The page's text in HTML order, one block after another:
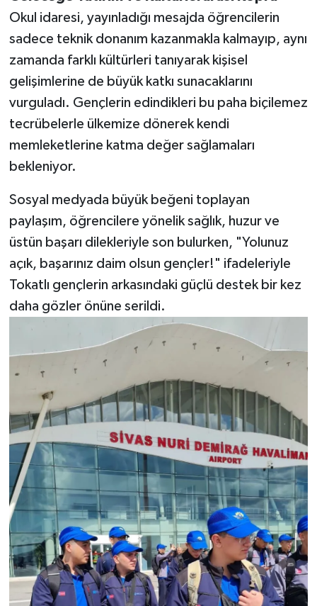
Okul idaresi, yayınladığı mesajda öğrencilerin
sadece teknik donanım kazanmakla kalmayıp, aynı
zamanda farklı kültürleri tanıyarak kişisel
gelişimlerine de büyük katkı sunacaklarını
vurguladı. Gençlerin edindikleri bu paha biçilemez
tecrübelerle ülkemize dönerek kendi
memleketlerine katma değer sağlamaları
bekleniyor.
Sosyal medyada büyük beğeni toplayan
paylaşım, öğrencilere yönelik sağlık, huzur ve
üstün başarı dilekleriyle son bulurken, "Yolunuz
açık, başarınız daim olsun gençler!" ifadeleriyle
Tokatlı gençlerin arkasındaki güçlü destek bir kez
daha gözler önüne serildi.